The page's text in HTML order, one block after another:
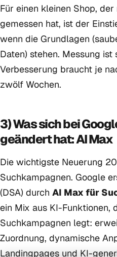
Für einen kleinen Shop,
gemessen hat, ist der
wenn die Grundlagen
Daten) stehen. Messung
Verbesserung braucht je
zwölf Wochen.
3) Was sich bei
geändert hat: AI Max
Die wichtigste Neuerung
Suchkampagnen. Google
(DSA) durch AI Max für
ein Mix aus KI-Funktionen,
Suchkampagnen legt:
Zuordnung, dynamische
Landingpages und KI-